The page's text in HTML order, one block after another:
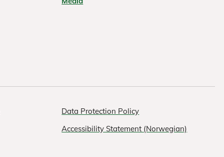
Data Protection Policy
Accessibility Statement (Norwegian)